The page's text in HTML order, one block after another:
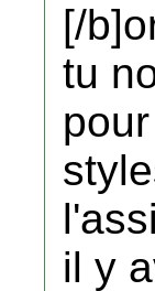
[/
tu
il y